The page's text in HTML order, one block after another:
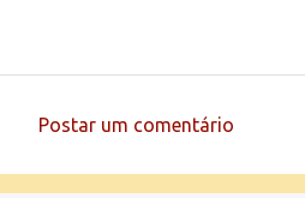
Postar um comentário